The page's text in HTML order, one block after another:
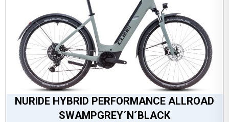
NURIDE HYBRID PERFORMANCE ALLROAD
SWAMPGREY´N´BLACK